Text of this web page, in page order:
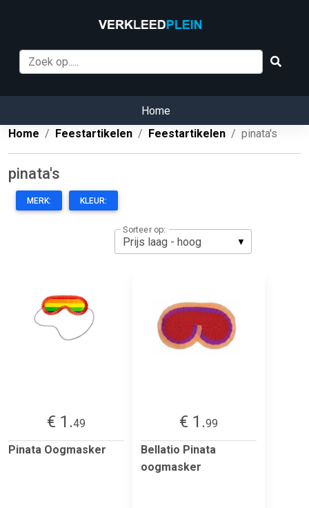
Home
Home
Feestartikelen Feestartikelen pinata's
pinata's
MERK: KLEUR:
Sorteer op:
€ 1.49
Pinata Oogmasker
€ 1.99
Bellatio Pinata
oogmasker